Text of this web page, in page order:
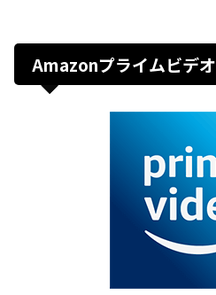
Amazonプライムビデオ